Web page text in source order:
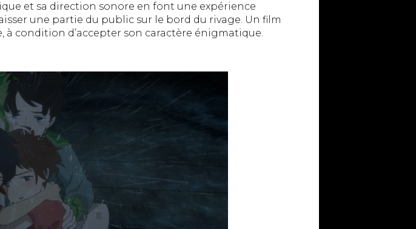
et sa direction sonore en font une expérience
une partie du public sur le bord du rivage. Un film
condition d’accepter son caractère énigmatique.